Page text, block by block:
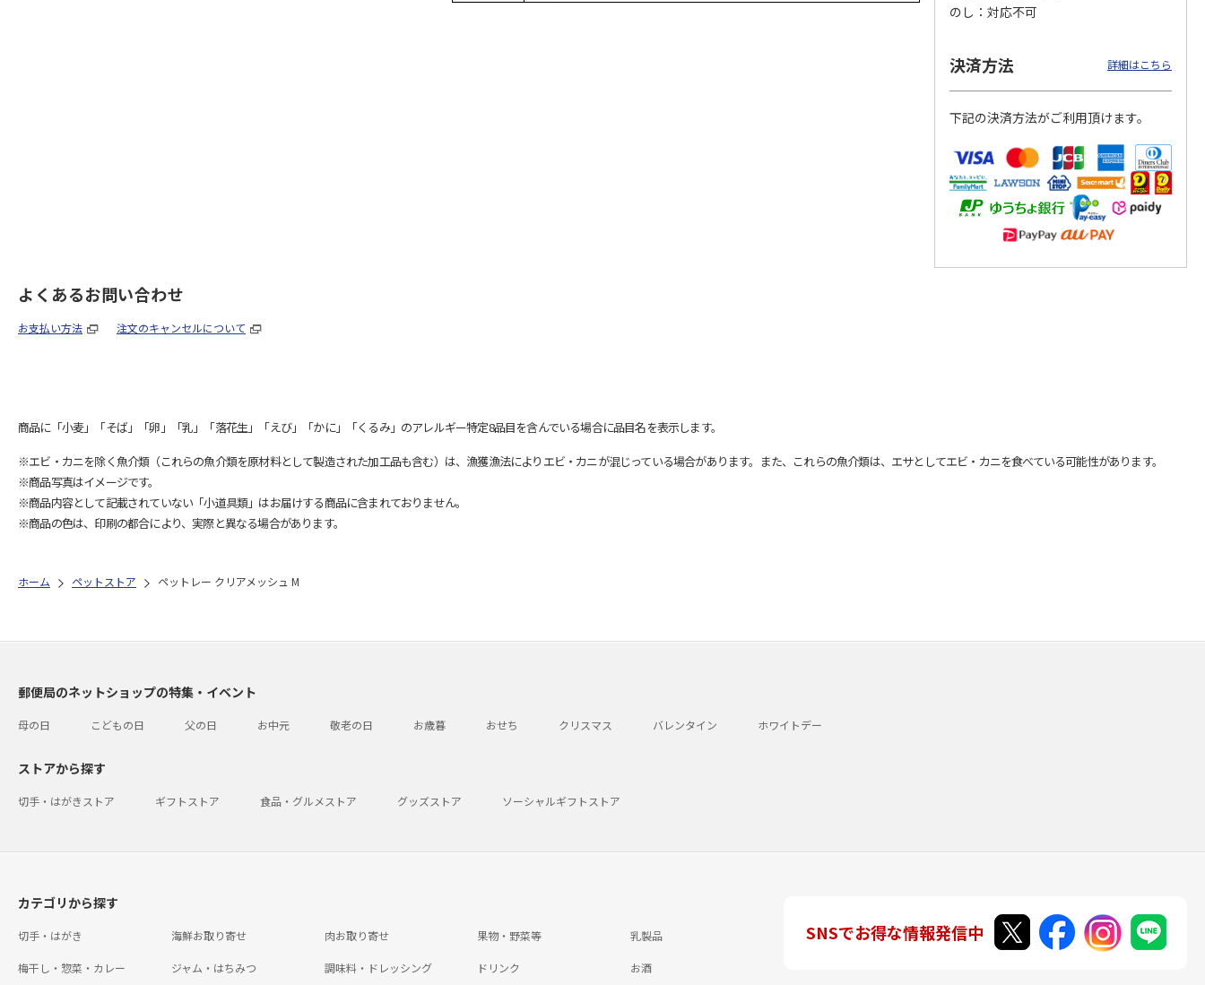
のし
対応不可
決済方法 詳細はこちら
下記の決済方法がご利用頂けます。
よくあるお問い合わせ
お支払い方法 注文のキャンセルについて
商品に「小麦」「そば」「卵」「乳」「落花生」「えび」「かに」「くるみ」のアレルギー特定8品目を含んでいる場合に品目名を表示します。
※エビ・カニを除く魚介類（これらの魚介類を原材料として製造された加工品も含む）は、漁獲漁法によりエビ・カニが混じっている場合があります。また、これらの魚介類は、エサとしてエビ・カニを食べている可能性があります。
※商品写真はイメージです。
※商品内容として記載されていない「小道具類」はお届けする商品に含まれておりません。
※商品の色は、印刷の都合により、実際と異なる場合があります。
ホーム ペットストア ペットレー クリアメッシュ M
郵便局のネットショップの特集・イベント
母の日 こどもの日 父の日 お中元 敬老の日 お歳暮 おせち クリスマス バレンタイン ホワイトデー
ストアから探す
切手・はがきストア ギフトストア 食品・グルメストア グッズストア ソーシャルギフトストア
カテゴリから探す
切手・はがき 海鮮お取り寄せ 肉お取り寄せ 果物・野菜等 乳製品
梅干し・惣菜・カレー ジャム・はちみつ 調味料・ドレッシング ドリンク お酒
SNSでお得な情報発信中